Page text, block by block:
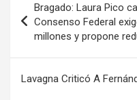
de
entradas
Bragado: Laura Pico
Consenso Federal
millones y propone
Lavagna Criticó A